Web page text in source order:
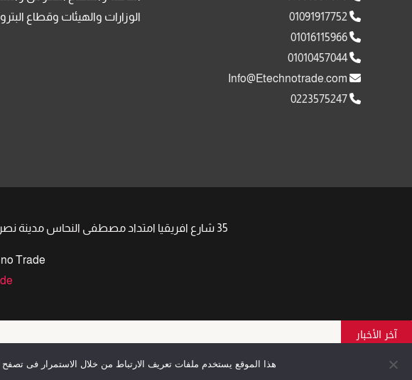
01091917752
01016115966
01010457044
0223575247
الوزارات والهيئات وقطاع
35 شارع افريقيا امتداد مصطفى النحاس مدينة نصر , | Phone: +201008511058 +201091917752 | Email: Sales@Etechnotrade.com
Trade
آخر الأخبار
هذا الموقع يستخدم ملفات تعريف الارتباط من خلال الاستمرار فى